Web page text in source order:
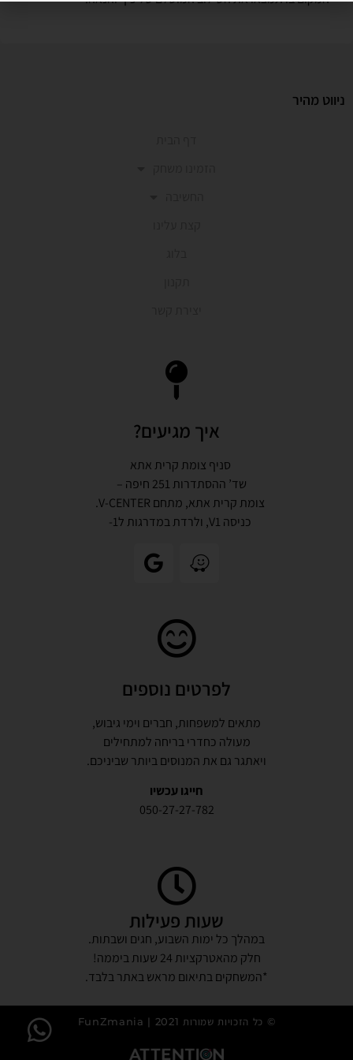
ניווט מהיר
איך מגיעים?
סניף צומת קרית אתא
שד’ ההסתדרות 251 חיפה –
צומת קרית אתא, מתחם V-CENTER.
כניסה V1, ולרדת במדרגות ל1-
לפרטים נוספים
מתאים למשפחות, חברים וימי גיבוש,
מעולה כחדרי בריחה למתחילים
ויאתגר גם את המנוסים ביותר שביניכם.
חייגו עכשיו
050-27-27-782
שעות פעילות
במהלך כל ימות השבוע, חגים ושבתות.
חלק מהאטרקציות 24 שעות ביממה!
*המשחקים בתיאום מראש באתר בלבד.
© כל הזכויות שמורות 2021 | FunZmania